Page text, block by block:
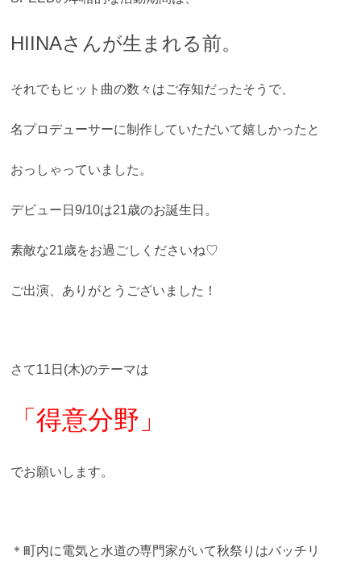
HIINAさんが生まれる前。
それでもヒット曲の数々はご存知だったそうで、
名プロデューサーに制作していただいて嬉しかったと
おっしゃっていました。
デビュー日9/10は21歳のお誕生日。
素敵な21歳をお過ごしくださいね♡
ご出演、ありがとうございました！
さて11日(木)のテーマは
「得意分野」
でお願いします。
＊町内に電気と水道の専門家がいて秋祭りはバッチリ